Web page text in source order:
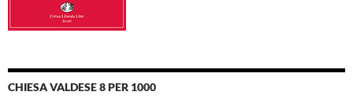
CHIESA VALDESE 8 PER 1000